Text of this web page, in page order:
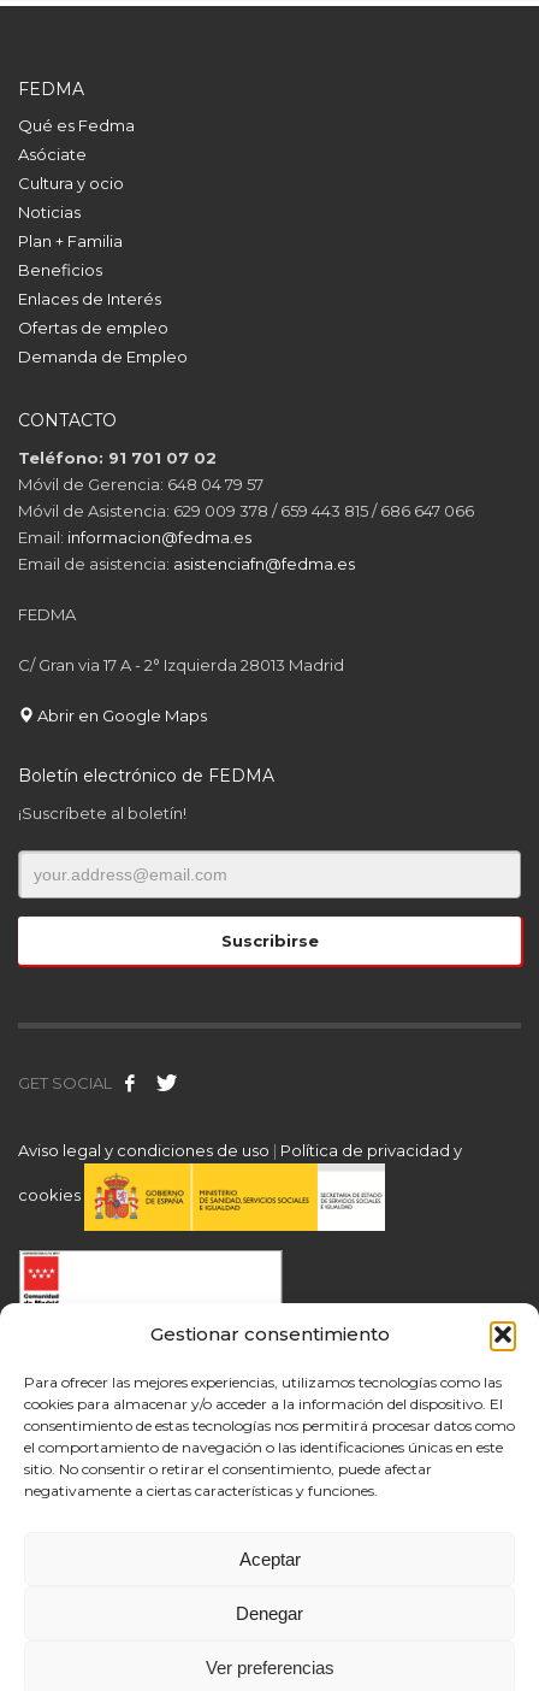
Gestionar consentimiento
Para ofrecer las mejores experiencias, utilizamos tecnologías como las
cookies para almacenar y/o acceder a la información del dispositivo. El
consentimiento de estas tecnologías nos permitirá procesar datos como
el comportamiento de navegación o las identificaciones únicas en este
sitio. No consentir o retirar el consentimiento, puede afectar
negativamente a ciertas características y funciones.
Aceptar
Denegar
Ver preferencias
FEDMA
Qué es Fedma
Asóciate
Cultura y ocio
Noticias
Plan + Familia
Beneficios
Enlaces de Interés
Ofertas de empleo
Demanda de Empleo
CONTACTO
Teléfono: 91 701 07 02
Móvil de Gerencia: 648 04 79 57
Móvil de Asistencia: 629 009 378 / 659 443 815 / 686 647 066
Email: informacion@fedma.es
Email de asistencia: asistenciafn@fedma.es
FEDMA
C/ Gran via 17 A - 2° Izquierda 28013 Madrid
Abrir en Google Maps
Boletín electrónico de FEDMA
¡Suscríbete al boletín!
GET SOCIAL
Aviso legal y condiciones de uso | Política de privacidad y
cookies